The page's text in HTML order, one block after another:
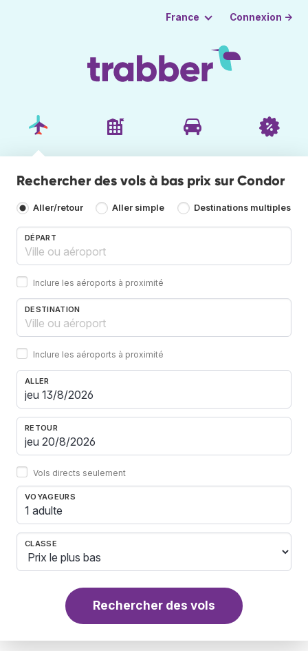
France Connexion →
Rechercher des vols à bas prix sur Condor
Aller/retour Aller simple Destinations multiples
DÉPART
Inclure les aéroports à proximité
DESTINATION
Inclure les aéroports à proximité
ALLER
RETOUR
Vols directs seulement
VOYAGEURS
1 adulte
CLASSE
Rechercher des vols